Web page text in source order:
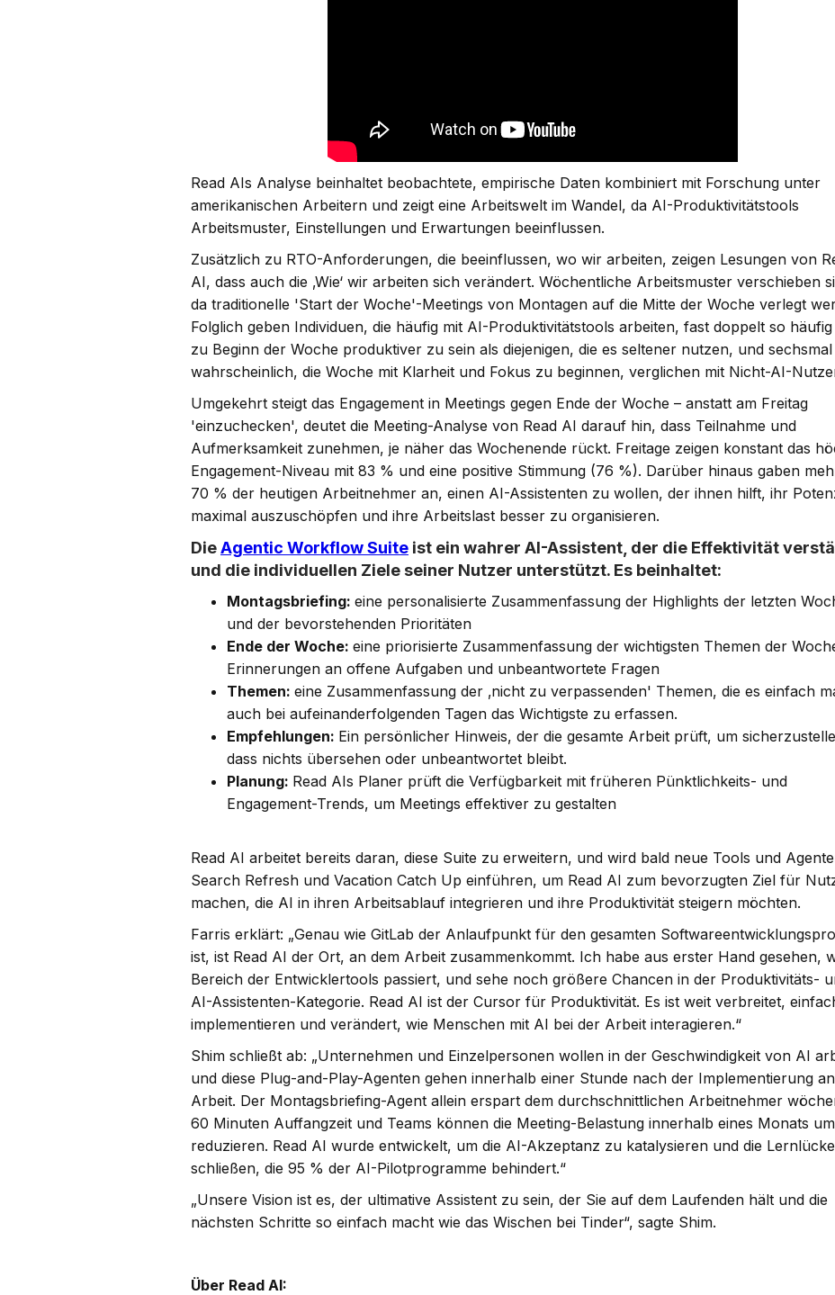
Read AIs Analyse beinhaltet beobachtete, empirische Daten kombiniert mit Forschung unter
amerikanischen Arbeitern und zeigt eine Arbeitswelt im Wandel, da AI-Produktivitätstools
Arbeitsmuster, Einstellungen und Erwartungen beeinflussen.
Zusätzlich zu RTO-Anforderungen, die beeinflussen, wo wir arbeiten, zeigen Lesungen von
AI, dass auch die ‚Wie‘ wir arbeiten sich verändert. Wöchentliche Arbeitsmuster verschieben
da traditionelle 'Start der Woche'-Meetings von Montagen auf die Mitte der Woche verlegt
Folglich geben Individuen, die häufig mit AI-Produktivitätstools arbeiten, fast doppelt so
zu Beginn der Woche produktiver zu sein als diejenigen, die es seltener nutzen, und sechsmal
wahrscheinlich, die Woche mit Klarheit und Fokus zu beginnen, verglichen mit Nicht-AI-
Umgekehrt steigt das Engagement in Meetings gegen Ende der Woche – anstatt am Freitag
'einzuchecken', deutet die Meeting-Analyse von Read AI darauf hin, dass Teilnahme und
Aufmerksamkeit zunehmen, je näher das Wochenende rückt. Freitage zeigen konstant das
Engagement-Niveau mit 83 % und eine positive Stimmung (76 %). Darüber hinaus gaben
70 % der heutigen Arbeitnehmer an, einen AI-Assistenten zu wollen, der ihnen hilft, ihr
maximal auszuschöpfen und ihre Arbeitslast besser zu organisieren.
DieAgentic Workflow Suite ist ein wahrer AI-Assistent, der die Effektivität
und die individuellen Ziele seiner Nutzer unterstützt. Es beinhaltet:
Montagsbriefing: eine personalisierte Zusammenfassung der Highlights der letzten
und der bevorstehenden Prioritäten
Ende der Woche: eine priorisierte Zusammenfassung der wichtigsten Themen der
Erinnerungen an offene Aufgaben und unbeantwortete Fragen
Themen: eine Zusammenfassung der ‚nicht zu verpassenden' Themen, die es einfach
auch bei aufeinanderfolgenden Tagen das Wichtigste zu erfassen.
Empfehlungen: Ein persönlicher Hinweis, der die gesamte Arbeit prüft, um
dass nichts übersehen oder unbeantwortet bleibt.
Planung: Read AIs Planer prüft die Verfügbarkeit mit früheren Pünktlichkeits- und
Engagement-Trends, um Meetings effektiver zu gestalten
Read AI arbeitet bereits daran, diese Suite zu erweitern, und wird bald neue Tools und
Search Refresh und Vacation Catch Up einführen, um Read AI zum bevorzugten Ziel für
machen, die AI in ihren Arbeitsablauf integrieren und ihre Produktivität steigern möchten.
Farris erklärt: „Genau wie GitLab der Anlaufpunkt für den gesamten
ist, ist Read AI der Ort, an dem Arbeit zusammenkommt. Ich habe aus erster Hand gesehen,
Bereich der Entwicklertools passiert, und sehe noch größere Chancen in der Produktivitäts-
AI-Assistenten-Kategorie. Read AI ist der Cursor für Produktivität. Es ist weit verbreitet,
implementieren und verändert, wie Menschen mit AI bei der Arbeit interagieren.“
Shim schließt ab: „Unternehmen und Einzelpersonen wollen in der Geschwindigkeit von AI
und diese Plug-and-Play-Agenten gehen innerhalb einer Stunde nach der Implementierung
Arbeit. Der Montagsbriefing-Agent allein erspart dem durchschnittlichen Arbeitnehmer
60 Minuten Auffangzeit und Teams können die Meeting-Belastung innerhalb eines Monats
reduzieren. Read AI wurde entwickelt, um die AI-Akzeptanz zu katalysieren und die
schließen, die 95 % der AI-Pilotprogramme behindert.“
„Unsere Vision ist es, der ultimative Assistent zu sein, der Sie auf dem Laufenden hält und die
nächsten Schritte so einfach macht wie das Wischen bei Tinder“, sagte Shim.
Über Read AI: